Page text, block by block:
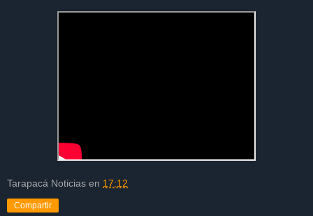
Tarapacá Noticias en 17:12
Compartir